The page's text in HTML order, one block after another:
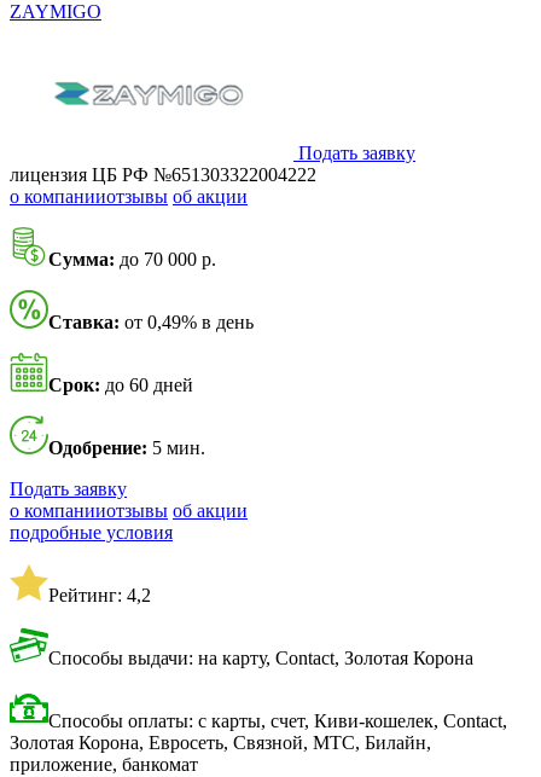
ZAYMIGO
Подать заявку
лицензия ЦБ РФ №651303322004222
о компанииотзывы об акции
Сумма: до 70 000 р.
Ставка: от 0,49% в день
Срок: до 60 дней
Одобрение: 5 мин.
Подать заявку
о компанииотзывы об акции
подробные условия
Рейтинг: 4,2
Способы выдачи: на карту, Contact, Золотая Корона
Способы оплаты: с карты, счет, Киви-кошелек, Contact,
Золотая Корона, Евросеть, Связной, МТС, Билайн,
приложение, банкомат